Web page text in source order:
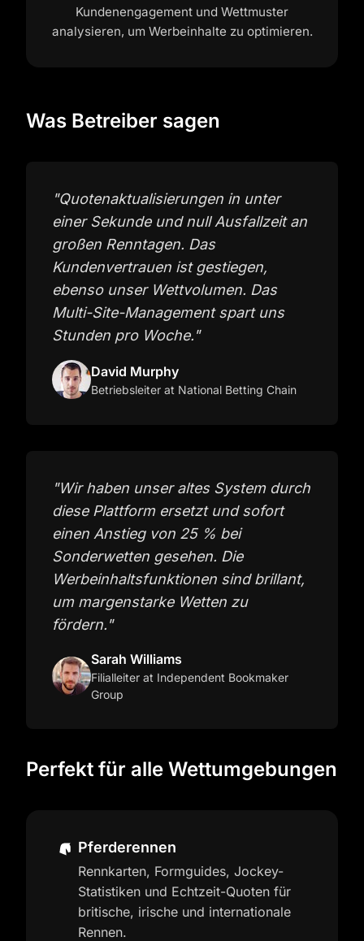
Kundenengagement und Wettmuster
analysieren, um Werbeinhalte zu optimieren.
Was Betreiber sagen
"Quotenaktualisierungen in unter
einer Sekunde und null Ausfallzeit an
großen Renntagen. Das
Kundenvertrauen ist gestiegen,
ebenso unser Wettvolumen. Das
Multi-Site-Management spart uns
Stunden pro Woche."
David Murphy
Betriebsleiter at National Betting Chain
"Wir haben unser altes System durch
diese Plattform ersetzt und sofort
einen Anstieg von 25 % bei
Sonderwetten gesehen. Die
Werbeinhaltsfunktionen sind brillant,
um margenstarke Wetten zu
fördern."
Sarah Williams
Filialleiter at Independent Bookmaker
Group
Perfekt für alle Wettumgebungen
Pferderennen
Rennkarten, Formguides, Jockey-
Statistiken und Echtzeit-Quoten für
britische, irische und internationale
Rennen.